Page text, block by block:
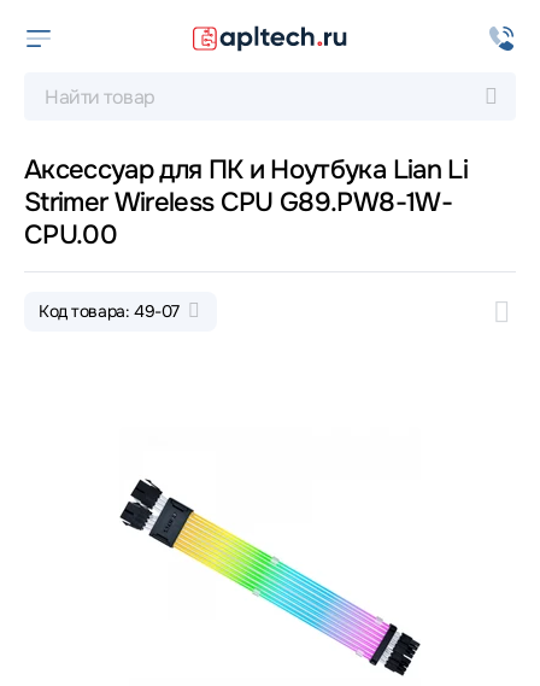
Аксессуар для ПК и Ноутбука Lian Li
Strimer Wireless CPU G89.PW8-1W-
CPU.00
Код товара: 49-07